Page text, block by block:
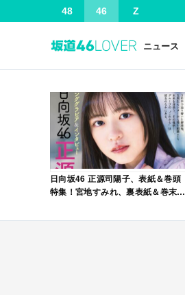
48 46 Z
ニュース
日向坂46 正源司陽子、表紙＆巻頭
特集！宮地すみれ、裏表紙＆巻末特
VOL.12」本日4/30発売！